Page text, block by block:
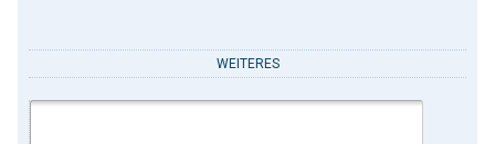
WEITERES